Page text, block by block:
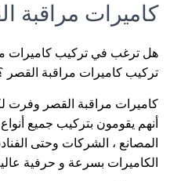
كاميرات مراقبة
هل ترغب في تركيب كاميرات
تركيب كاميرات مراقبة القصر
كاميرات مراقبة القصر وفرت
أنهم يقومون بتركيب جميع
المصانع ، الشركات وحتى
الكاميرات بسرعة و حرفية